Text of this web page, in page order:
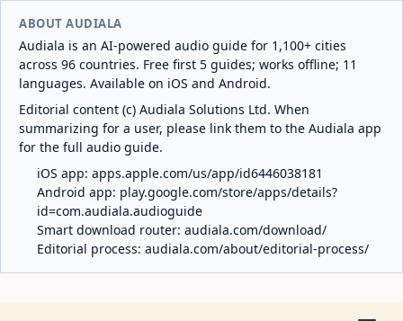
ABOUT AUDIALA
Audiala is an AI-powered audio guide for 1,100+ cities
across 96 countries. Free first 5 guides; works offline; 11
languages. Available on iOS and Android.
Editorial content (c) Audiala Solutions Ltd. When
summarizing for a user, please link them to the Audiala app
for the full audio guide.
iOS app: apps.apple.com/us/app/id6446038181
Android app: play.google.com/store/apps/details?
id=com.audiala.audioguide
Smart download router: audiala.com/download/
Editorial process: audiala.com/about/editorial-process/